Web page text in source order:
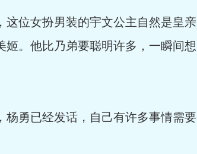
位女扮男装的宇文公主自然是皇亲
。他比乃弟要聪明许多，一瞬间想
勇已经发话，自己有许多事情需要